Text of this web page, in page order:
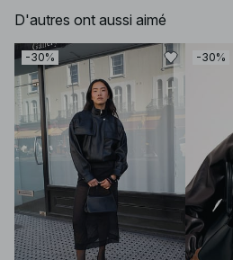
D'autres ont aussi aimé
-30% -30%